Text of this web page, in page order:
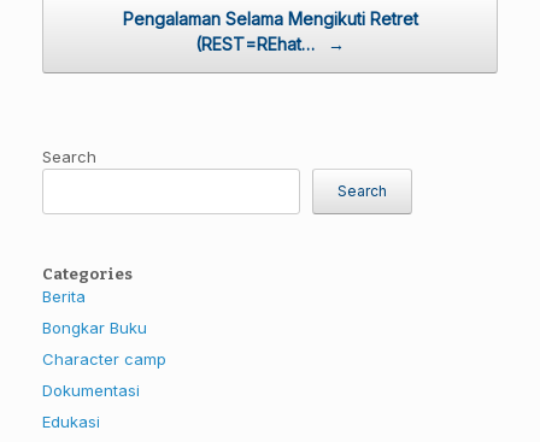
Pengalaman Selama Mengikuti Retret
(REST=REhat…
→
Search
Search
Categories
Berita
Bongkar Buku
Character camp
Dokumentasi
Edukasi